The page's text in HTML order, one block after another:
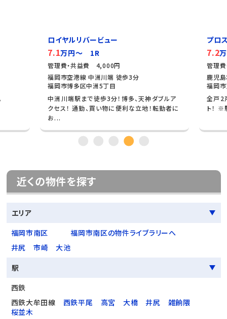
ロイヤルリバービュー
7.1万円～ 1R
管理費・共益費 4,000円
福岡市空港線 中洲川端 徒歩3分
福岡市博多区中洲5丁目
中洲川端駅まで徒歩3分！博多、天神ダブルア
クセス！ 通勤、買い物に便利な立地！転勤者に
お...
プロ
7.2
管理
鹿児
福岡
全戸2
ト！ ※
近くの物件を探す
エリア
福岡市南区
福岡市南区の物件ライブラリーへ
井尻
市崎
大池
駅
西鉄
西鉄大牟田線
西鉄平尾 高宮 大橋 井尻
雑餉隈
桜並木